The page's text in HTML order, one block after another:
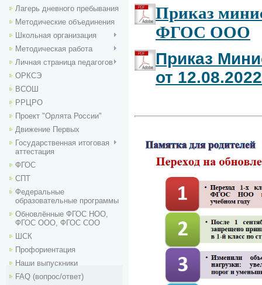
Лагерь дневного пребывания
Методические объединения
Школьная организация
Методическая работа
Личная страница педагогов
ОРКСЭ
ВСОШ
РРЦРО
Проект "Орлята России"
Движение Первых
Государственная итоговая
аттестация
ФГОС
СПТ
Федеральные
образовательные программы
Обновлённые ФГОС НОО,
ФГОС ООО, ФГОС СОО
ШСК
Профориентация
Наши выпускники
FAQ (вопрос/ответ)
Приказ
ФГОС ООО
Приказ
от